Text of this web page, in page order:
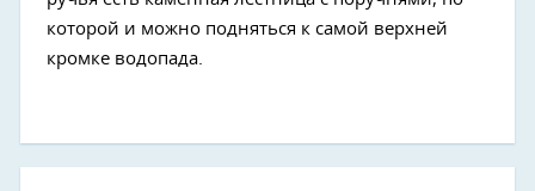
которой и можно подняться к самой верхней
кромке водопада.